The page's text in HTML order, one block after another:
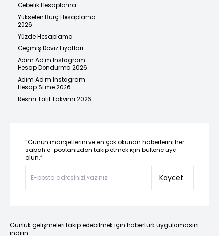
Gebelik Hesaplama
Yükselen Burç Hesaplama
2026
Yüzde Hesaplama
Geçmiş Döviz Fiyatları
Adım Adım Instagram
Hesap Dondurma 2026
Adım Adım Instagram
Hesap Silme 2026
Resmi Tatil Takvimi 2026
“Günün manşetlerini ve en çok okunan haberlerini her
sabah e-postanızdan takip etmek için bültene üye
olun.”
Kaydet
Günlük gelişmeleri takip edebilmek için habertürk uygulamasını
indirin